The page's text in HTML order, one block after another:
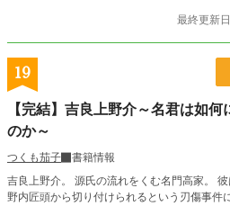
最終更新
19
【完結】吉良上野介～名君は如
のか～
つくも茄子
書籍情報
吉良上野介。 源氏の流れをくむ名門高家。
野内匠頭から切り付けられるという刃傷事件